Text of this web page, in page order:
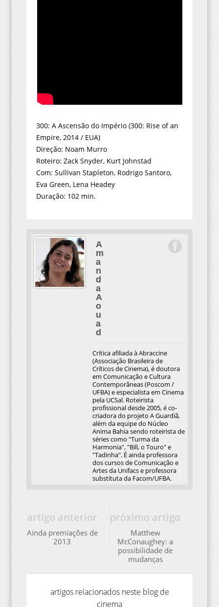
300: A Ascensão do Império (300: Rise of an
Empire, 2014 / EUA)
Direção: Noam Murro
Roteiro: Zack Snyder, Kurt Johnstad
Com: Sullivan Stapleton, Rodrigo Santoro,
Eva Green, Lena Headey
Duração: 102 min.
A
m
a
n
d
a
A
o
u
a
d
Crítica afiliada à Abraccine
(Associação Brasileira de
Críticos de Cinema), é doutora
em Comunicação e Cultura
Contemporâneas (Poscom /
UFBA) e especialista em Cinema
pela UCSal. Roteirista
profissional desde 2005, é co-
criadora do projeto A Guardiã,
além da equipe do Núcleo
Anima Bahia sendo roteirista de
séries como "Turma da
Harmonia", "Bill, o Touro" e
"Tadinha". É ainda professora
dos cursos de Comunicação e
Artes da Unifacs e professora
substituta da Facom/UFBA.
próximo artigo
Matthew
McConaughey: a
possibilidade de
mudanças
artigo anterior
Ainda premiações de
2013
artigos relacionados neste blog de
cinema